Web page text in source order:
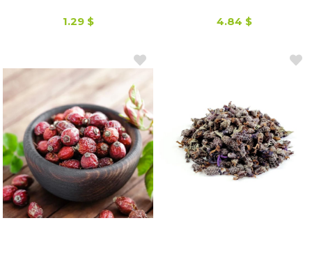
1.29 $ 4.84 $